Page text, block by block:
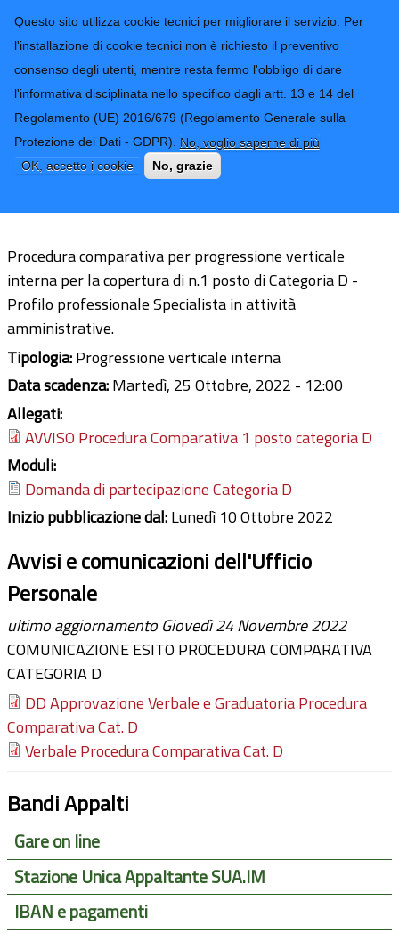
Questo sito utilizza cookie tecnici per migliorare il servizio. Per
l'installazione di cookie tecnici non è richiesto il preventivo
consenso degli utenti, mentre resta fermo l'obbligo di dare
l'informativa disciplinata nello specifico dagli artt. 13 e 14 del
Regolamento (UE) 2016/679 (Regolamento Generale sulla
Protezione dei Dati - GDPR). No, voglio saperne di più
OK, accetto i cookie
No, grazie
Provincia di
Imperia
CONTATTI-URP
TRASPARENZA
Form di ricerca
Procedura comparativa per
progressione verticale interna per la
Procedura comparativa per progressione verticale
interna per la copertura di n.1 posto di Categoria D -
Profilo professionale Specialista in attività
amministrative.
Tipologia:Progressione verticale interna
Data scadenza:Martedì, 25 Ottobre, 2022 - 12:00
Allegati:
AVVISO Procedura Comparativa 1 posto categoria D
Moduli:
Domanda di partecipazione Categoria D
Inizio pubblicazione dal:Lunedì 10 Ottobre 2022
Avvisi e comunicazioni dell'Ufficio
Personale
ultimo aggiornamento Giovedì 24 Novembre 2022
COMUNICAZIONE ESITO PROCEDURA COMPARATIVA
CATEGORIA D
DD Approvazione Verbale e Graduatoria Procedura
Comparativa Cat. D
Verbale Procedura Comparativa Cat. D
Bandi Appalti
Gare on line
Stazione Unica Appaltante SUA.IM
IBAN e pagamenti